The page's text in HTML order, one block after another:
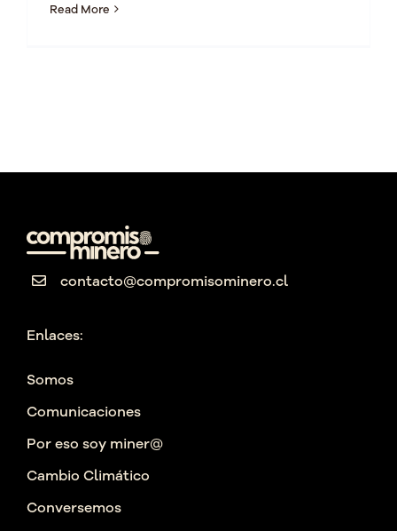
Read More
contacto@compromisominero.cl
Enlaces:
Somos
Comunicaciones
Por eso soy miner@
Cambio Climático
Conversemos